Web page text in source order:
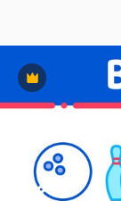
Premium